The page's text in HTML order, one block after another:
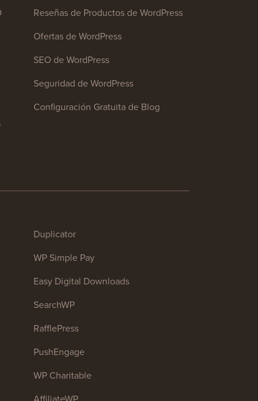
Reseñas de Productos de WordPress
Ofertas de WordPress
SEO de WordPress
Seguridad de WordPress
Configuración Gratuita de Blog
Duplicator
WP Simple Pay
Easy Digital Downloads
SearchWP
RafflePress
PushEngage
WP Charitable